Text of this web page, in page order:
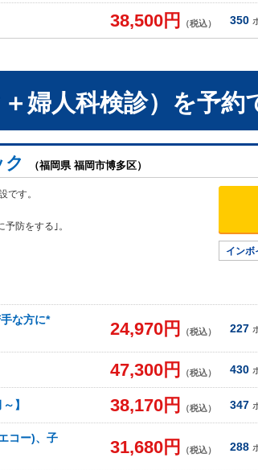
38,500円 （税込） 350
婦人科検診） を予約
（福岡県 福岡市博多区）
です。
防をする｣。
インボ
手な方に*
24,970円 （税込） 227
47,300円 （税込） 430
】 38,170円 （税込） 347
コー)、子
31,680円 （税込） 288